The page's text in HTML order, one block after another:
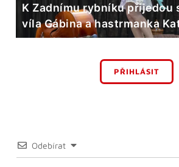
K Zadnímu rybníku přijedou
víla Gábina a hastrmanka
PŘIHLÁSIT
Odebírat